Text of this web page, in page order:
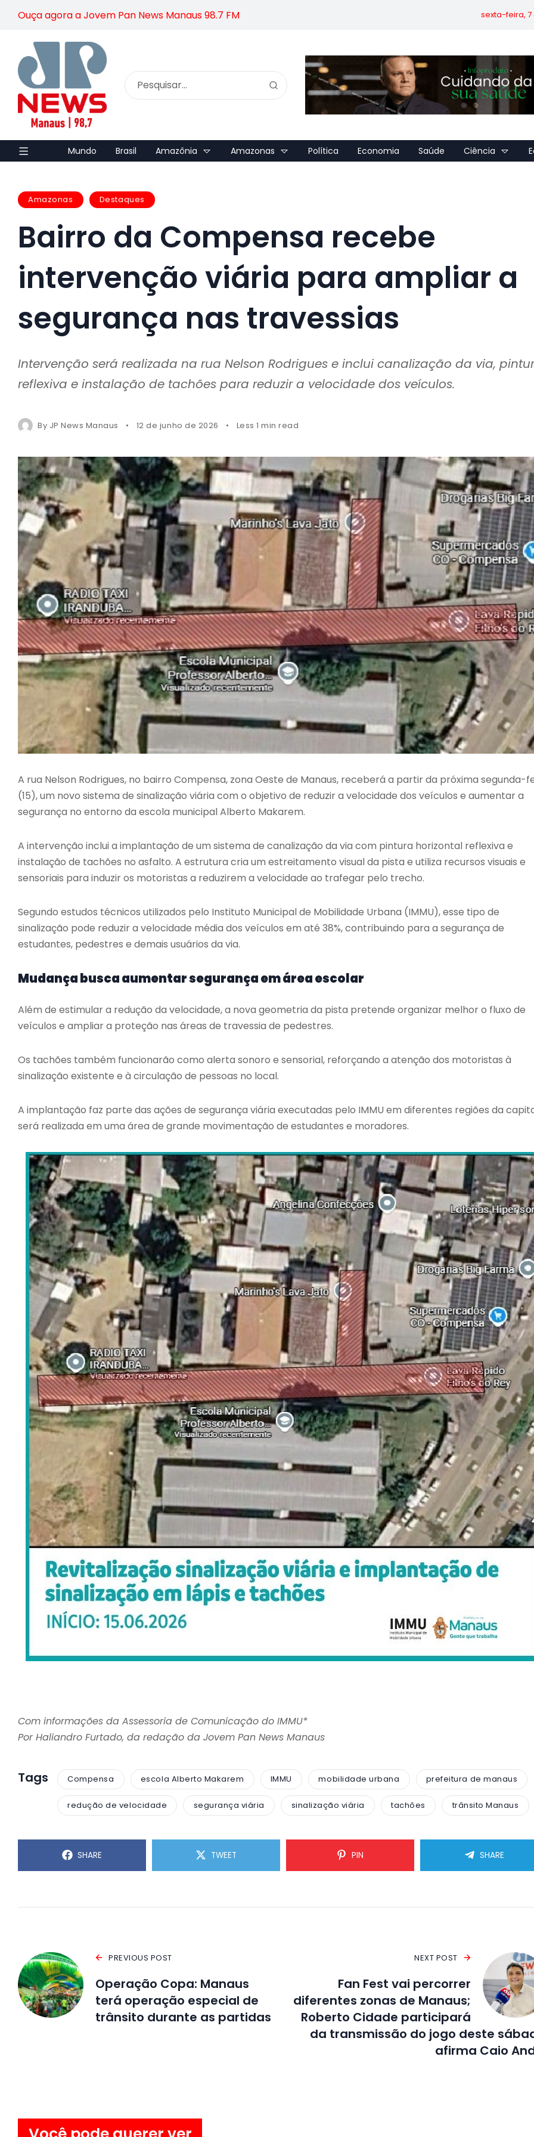
Ouça agora a Jovem Pan News Manaus 98.7 FM sexta-feira, 7
Mundo Brasil Amazônia Amazonas Política Economia Saúde Ciência
Amazonas Destaques
Bairro da Compensa recebe
intervenção viária para ampliar a
segurança nas travessias
Intervenção será realizada na rua Nelson Rodrigues e inclui canalização da via,
reflexiva e instalação de tachões para reduzir a velocidade dos veículos.
By JP News Manaus 12 de junho de 2026 Less 1 min read
A rua Nelson Rodrigues, no bairro Compensa, zona Oeste de Manaus, receberá a partir da próxima segunda-
(15), um novo sistema de sinalização viária com o objetivo de reduzir a velocidade dos veículos e aumentar a
segurança no entorno da escola municipal Alberto Makarem.
A intervenção inclui a implantação de um sistema de canalização da via com pintura horizontal reflexiva e
instalação de tachões no asfalto. A estrutura cria um estreitamento visual da pista e utiliza recursos visuais e
sensoriais para induzir os motoristas a reduzirem a velocidade ao trafegar pelo trecho.
Segundo estudos técnicos utilizados pelo Instituto Municipal de Mobilidade Urbana (IMMU), esse tipo de
sinalização pode reduzir a velocidade média dos veículos em até 38%, contribuindo para a segurança de
estudantes, pedestres e demais usuários da via.
Mudança busca aumentar segurança em área escolar
Além de estimular a redução da velocidade, a nova geometria da pista pretende organizar melhor o fluxo de
veículos e ampliar a proteção nas áreas de travessia de pedestres.
Os tachões também funcionarão como alerta sonoro e sensorial, reforçando a atenção dos motoristas à
sinalização existente e à circulação de pessoas no local.
A implantação faz parte das ações de segurança viária executadas pelo IMMU em diferentes regiões da
será realizada em uma área de grande movimentação de estudantes e moradores.
Com informações da Assessoria de Comunicação do IMMU*
Por Haliandro Furtado, da redação da Jovem Pan News Manaus
Tags Compensa escola Alberto Makarem IMMU mobilidade urbana prefeitura de manaus
redução de velocidade segurança viária sinalização viária tachões trânsito Manaus
SHARE TWEET PIN SHARE
PREVIOUS POST
Operação Copa: Manaus
terá operação especial de
trânsito durante as partidas
NEXT POST
Fan Fest vai percorrer
diferentes zonas de Manaus;
Roberto Cidade participará
da transmissão do jogo deste
afirma Caio